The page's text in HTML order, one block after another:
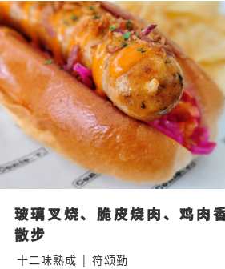
玻璃叉烧、脆皮烧肉、鸡肉
散步
十二味熟成 | 符颂勤